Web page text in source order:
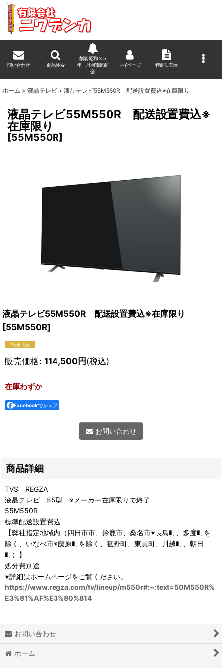
問い合わせ 商品検索
創業 昭和３５
年 丹羽電気商
会
マイページ 特商法表示
ホーム > 液晶テレビ > 液晶テレビ55M550R 配送設置費込※在庫限り
液晶テレビ55M550R 配送設置費込※
在庫限り
[55M550R]
液晶テレビ55M550R 配送設置費込※在庫限り
[55M550R]
販売価格: 114,500円(税込)
在庫わずか
Facebookでシェア
お問い合わせ
商品詳細
TVS REGZA
液晶テレビ 55型 ※メーカー在庫限りで終了
55M550R
標準配送設置費込
【弊社指定地域内（四日市市、鈴鹿市、桑名市※長島町、多度町を
除く、いなべ市※藤原町を除く、菰野町、東員町、川越町、朝日
町）】
処分費別途
※詳細はホームページをご覧ください。
https://www.regza.com/tv/lineup/m550r#:~:text=50M550R%
E3%81%AF%E3%80%814
お問い合わせ
ホーム